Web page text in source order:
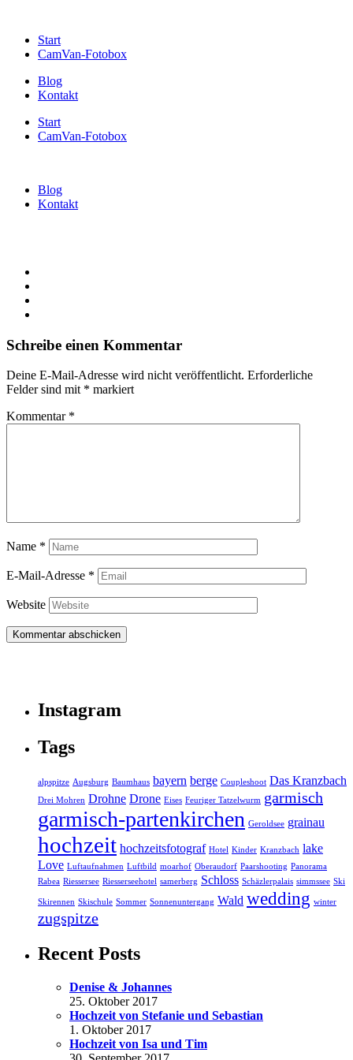
Start
CamVan-Fotobox
Blog
Kontakt
Start
CamVan-Fotobox
Blog
Kontakt
Schreibe einen Kommentar
Deine E-Mail-Adresse wird nicht veröffentlicht. Erforderliche
Felder sind mit * markiert
Kommentar *
Name *
E-Mail-Adresse *
Website
Instagram
Tags
alpspitze Augsburg Baumhaus bayern berge Coupleshoot Das Kranzbach
Drei Mohren Drohne Drone Eises Feuriger Tatzelwurm garmisch
garmisch-partenkirchen Geroldsee grainau
hochzeit hochzeitsfotograf Hotel Kinder Kranzbach lake
Love Luftaufnahmen Luftbild moarhof Oberaudorf Paarshooting Panorama
Rabea Riessersee Riesserseehotel samerberg Schloss Schäzlerpalais simmssee Ski
Skirennen Skischule Sommer Sonnenuntergang Wald wedding winter
zugspitze
Recent Posts
Denise & Johannes
25. Oktober 2017
Hochzeit von Stefanie und Sebastian
1. Oktober 2017
Hochzeit von Isa und Tim